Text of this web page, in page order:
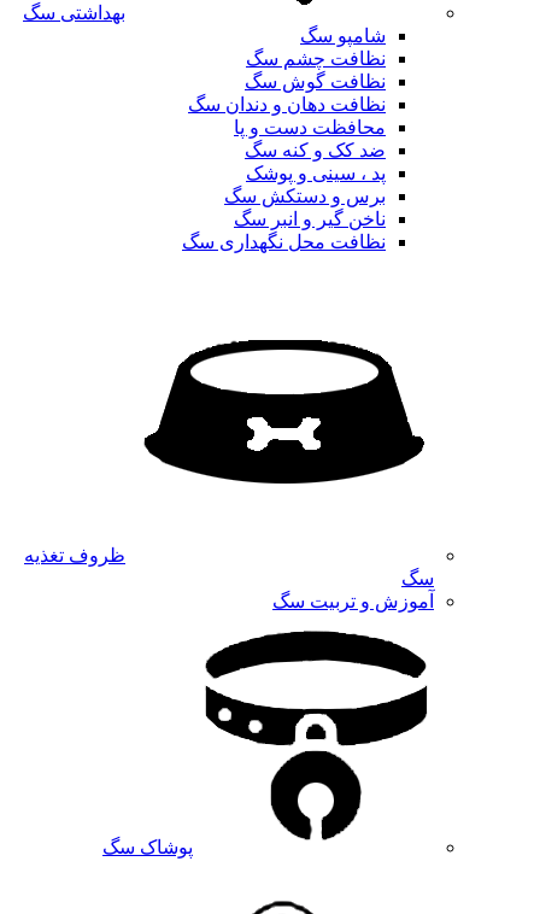
بهداشتی سگ
شامپو سگ
نظافت چشم سگ
نظافت گوش سگ
نظافت دهان و دندان سگ
محافظت دست و پا
ضد کک و کنه سگ
پد ، سینی و پوشک
برس و دستکش سگ
ناخن گیر و انبر سگ
نظافت محل نگهداری سگ
ظروف تغذیه
سگ
آموزش و تربیت سگ
پوشاک سگ